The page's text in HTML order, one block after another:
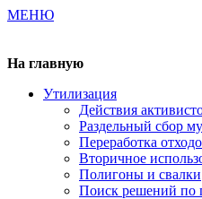
МЕНЮ
На главную
Утилизация
Действия
Раздельный сбор
Переработка
Вторичное
Полигоны и свалки
Поиск решений по